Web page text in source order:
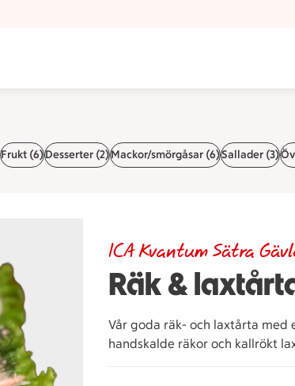
Frukt (6)Desserter (2)Mackor/smörgåsar (6)Sallader (3)
Räk &
ICA Kvantum Sätra
Vår goda räk- och laxtårta med
handskalde räkor och kallrökt